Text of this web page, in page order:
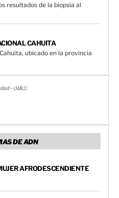
resultados de la biopsia al
CAHUITA
ubicado en la provincia
- (MR2)
DE ADN
AFRODESCENDIENTE